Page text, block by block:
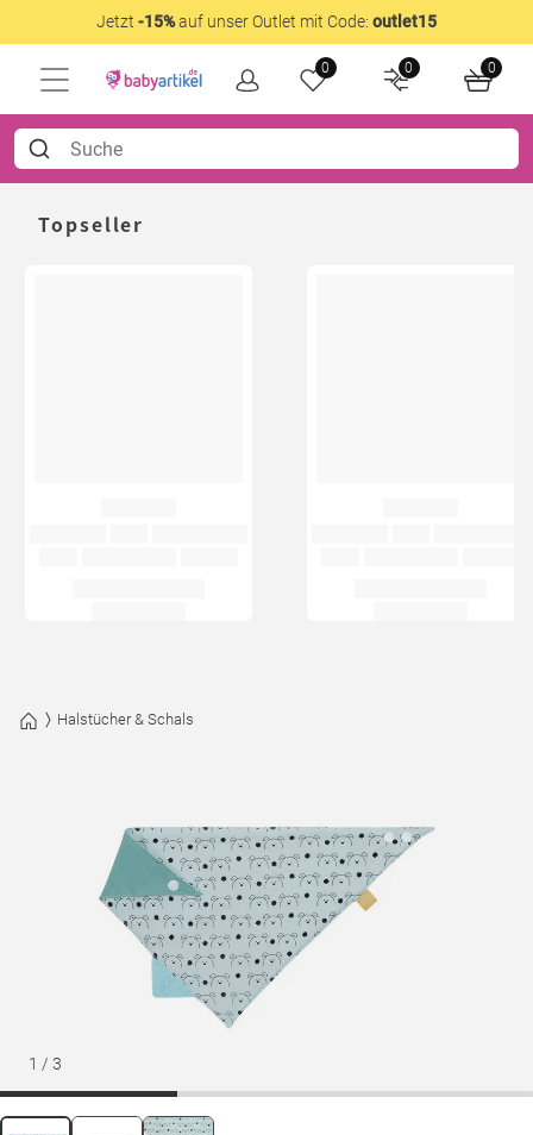
Jetzt -15%auf unser Outlet mit Code: outlet15
0 0 0
Topseller
Halstücher & Schals
1 / 3